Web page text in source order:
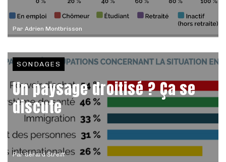
Par Adrien Montbrisson
ParGérard Streiff
SONDAGES
Un paysage droitisé ? Ça se
discute